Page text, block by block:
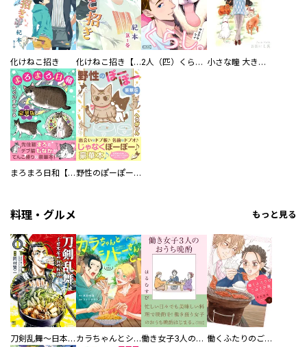
化けねこ招き 化けねこ招き【描きおろし付合冊版】 2人（匹）くらし。 小さな瞳 大きな鼓動
まろまろ日和【豪華版】 野性のぽーぽー【豪華版】
料理・グルメ もっと見る
刀剣乱舞～日本号つれづれ酒～ カラちゃんとシトーさんと、 【分冊版】 働き女子3人のおうち晩酌 働くふたりのごほうび飯